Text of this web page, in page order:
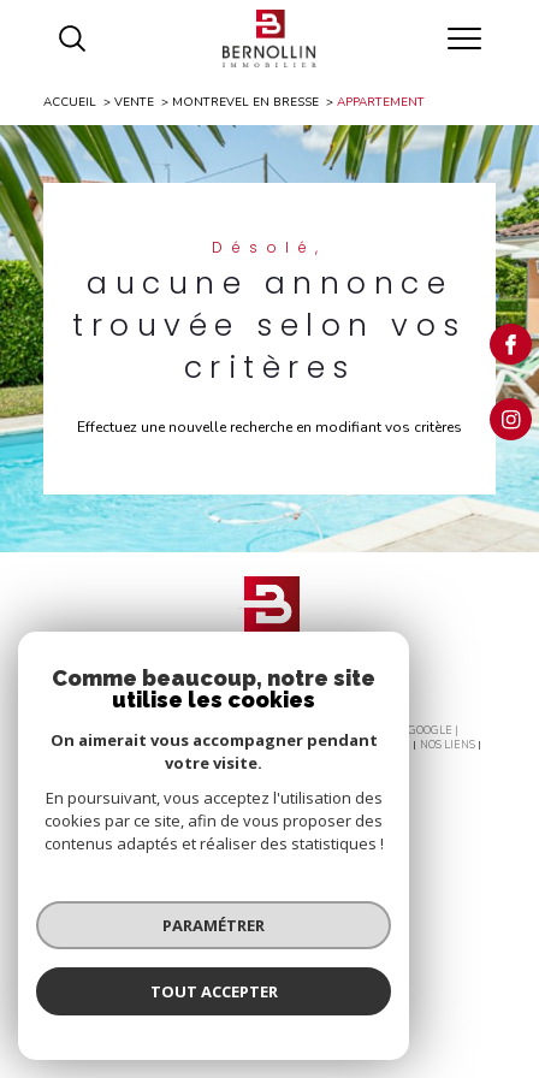
ACCUEIL VENTE MONTREVEL EN BRESSE APPARTEMENT
Désolé,
aucune annonce
trouvée selon vos
critères
Effectuez une nouvelle recherche en modifiant vos critères
© 2026 | TOUS DROITS RÉSERVÉS | TRADUCTION POWERED BY GOOGLE |
PLAN DU SITE
NOS HONORAIRES MENTIONS LÉGALES ADMIN
NOS LIENS
POLITIQUE RGPD
Comme beaucoup, notre site
utilise les cookies
On aimerait vous accompagner pendant
votre visite.
En poursuivant, vous acceptez l'utilisation des
cookies par ce site, afin de vous proposer des
contenus adaptés et réaliser des statistiques !
PARAMÉTRER
TOUT ACCEPTER